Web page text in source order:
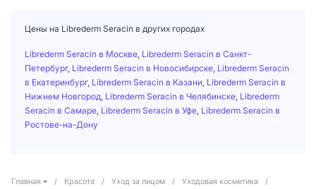
Цены на Librederm Seracin в других городах
Librederm Seracin в Москве Librederm Seracin в Санкт-
Петербург, Librederm Seracin в Новосибирске Librederm Seracin
в Екатеринбург, Librederm Seracin в Казани Librederm Seracin в
Нижнем Новгород Librederm Seracin в Челябинске Librederm
Seracin в Самаре Librederm Seracin в Уфе Librederm Seracin в
Ростове-на-Дону
Главная / Красота / Уход за лицом / Уходовая косметика
/